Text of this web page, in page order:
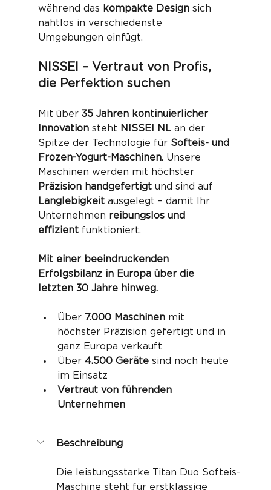
während das kompakte Design sich
nahtlos in verschiedenste
Umgebungen einfügt.
NISSEI – Vertraut von Profis,
die Perfektion suchen
Mit über 35 Jahren kontinuierlicher
Innovation steht NISSEI NL an der
Spitze der Technologie für Softeis- und
Frozen-Yogurt-Maschinen. Unsere
Maschinen werden mit höchster
Präzision handgefertigt und sind auf
Langlebigkeit ausgelegt – damit Ihr
Unternehmen reibungslos und
effizient funktioniert.
Mit einer beeindruckenden
Erfolgsbilanz in Europa über die
letzten 30 Jahre hinweg.
Über 7.000 Maschinen mit
höchster Präzision gefertigt und in
ganz Europa verkauft
Über 4.500 Geräte sind noch heute
im Einsatz
Vertraut von führenden
Unternehmen
Beschreibung
Die leistungsstarke Titan Duo Softeis-
Maschine steht für erstklassige